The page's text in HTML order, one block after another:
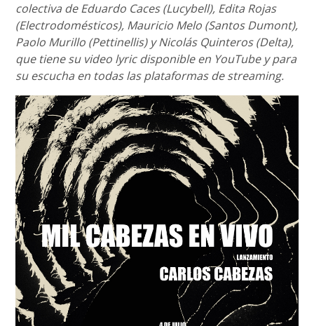
colectiva de Eduardo Caces (Lucybell), Edita Rojas
(Electrodomésticos), Mauricio Melo (Santos Dumont),
Paolo Murillo (Pettinellis) y Nicolás Quinteros (Delta),
que tiene su video lyric disponible en YouTube y para
su escucha en todas las plataformas de streaming.